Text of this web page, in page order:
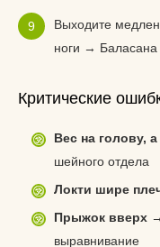
Выходите
ноги → Баласана
Критические
Вес на голову,
шейного отдела
Локти шире
Прыжок вверх
выравнивание